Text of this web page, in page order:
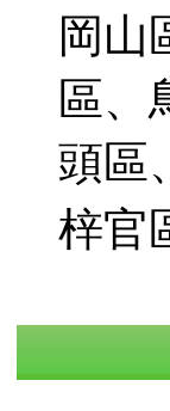
岡山
區、
頭區、
梓官